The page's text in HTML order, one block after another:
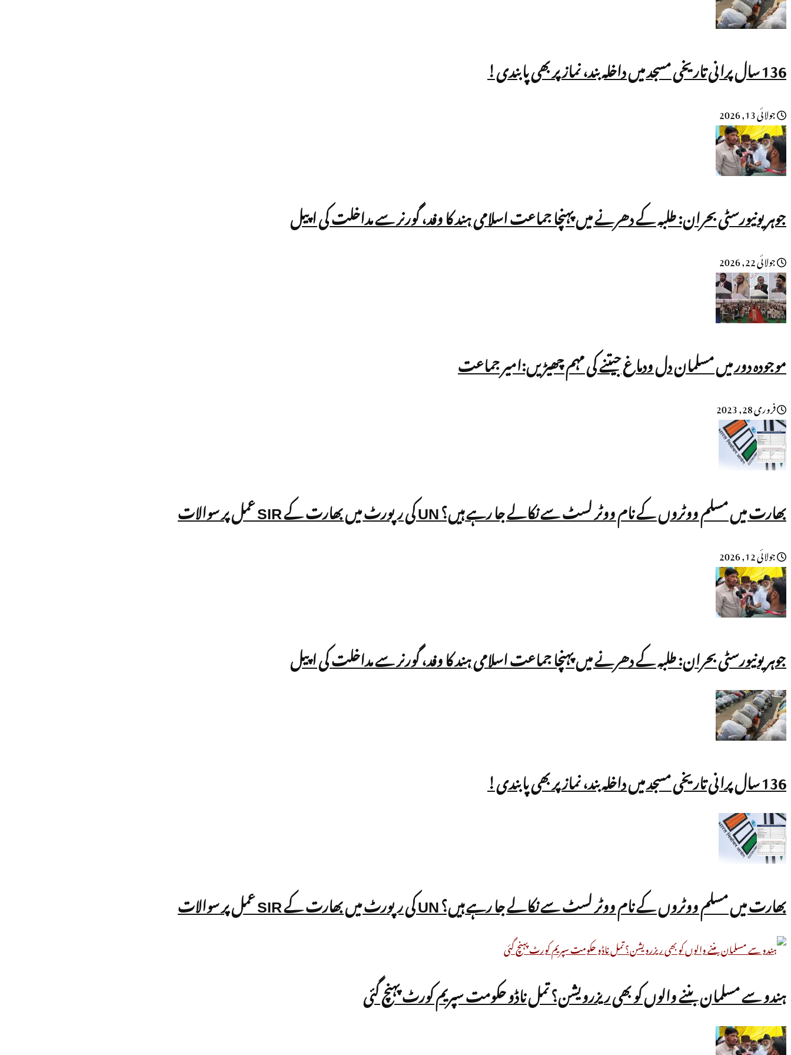
136 سال پرانی تاریخی مسجد میں داخلہ بند، نماز پر بھی پابندی!
جولائی 13, 2026
جوہر یونیورسٹی بحران: طلبہ کے دھرنے میں پہنچا جماعت اسلامی ہند کا وفد، گورنر سے مداخلت کی اپیل
جولائی 22, 2026
موجودہ دور میں مسلمان دل ودماغ جیتنے کی مہم چھیڑیں:امیر جماعت
فروری 28, 2023
بھارت میں مسلم ووٹروں کے نام ووٹر لسٹ سے نکالے جا رہے ہیں؟ UN کی رپورٹ میں بھارت کے SIR عمل پر سوالات
جولائی 12, 2026
جوہر یونیورسٹی بحران: طلبہ کے دھرنے میں پہنچا جماعت اسلامی ہند کا وفد، گورنر سے مداخلت کی اپیل
136 سال پرانی تاریخی مسجد میں داخلہ بند، نماز پر بھی پابندی!
بھارت میں مسلم ووٹروں کے نام ووٹر لسٹ سے نکالے جا رہے ہیں؟ UN کی رپورٹ میں بھارت کے SIR عمل پر سوالات
ہندو سے مسلمان بننے والوں کو بھی ریزرویشن؟ تمل ناڈو حکومت سپریم کورٹ پہنچ گئی